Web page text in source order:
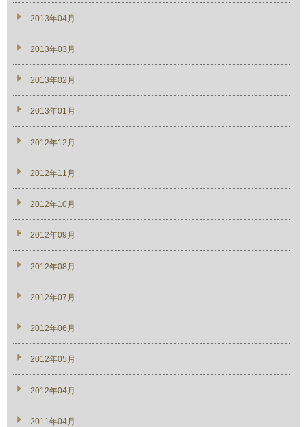
2013年04月
2013年03月
2013年02月
2013年01月
2012年12月
2012年11月
2012年10月
2012年09月
2012年08月
2012年07月
2012年06月
2012年05月
2012年04月
2011年04月